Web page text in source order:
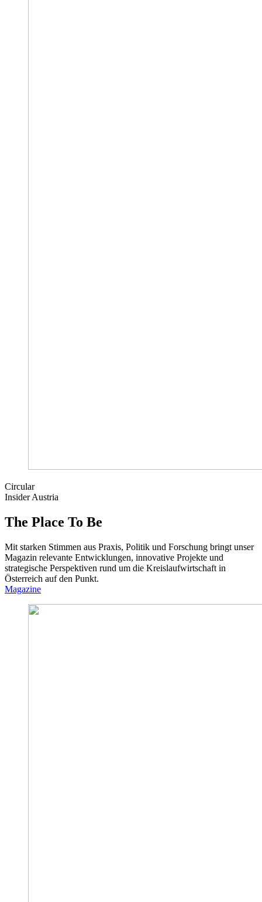
Circular
Insider Austria
The Place To Be
Mit starken Stimmen aus Praxis, Politik und Forschung bringt unser
Magazin relevante Entwicklungen, innovative Projekte und
strategische Perspektiven rund um die Kreislaufwirtschaft in
Österreich auf den Punkt.
Magazine